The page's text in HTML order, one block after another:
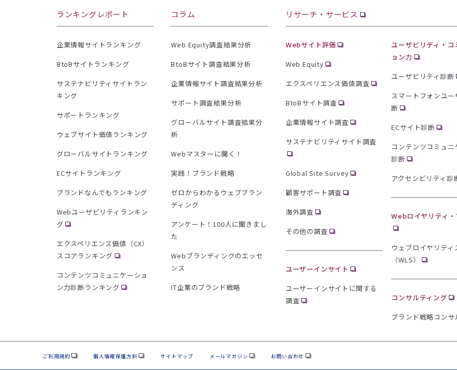
ランキングレポート
企業情報サイトランキング
BtoBサイトランキング
サステナビリティサイトラン
キング
サポートランキング
ウェブサイト価値ランキング
グローバルサイトランキング
ECサイトランキング
ブランドなんでもランキング
Webユーザビリティランキン
グ
エクスペリエンス価値（CX）
スコアランキング
コンテンツコミュニケーショ
ン力診断ランキング
コラム
Web Equity調査結果分析
BtoBサイト調査結果分析
企業情報サイト調査結果分析
サポート調査結果分析
グローバルサイト調査結果分
析
Webマスターに聞く！
実践！ブランド戦略
ゼロからわかるウェブブラン
ディング
アンケート！100人に聞きまし
た
Webブランディングのエッセ
ンス
IT企業のブランド戦略
リサーチ・サービス
Webサイト評価
Web Equity
エクスペリエンス価値調査
BtoBサイト調査
企業情報サイト調査
サステナビリティサイト調査
Global Site Survey
顧客サポート調査
海外調査
その他の調査
ユーザーインサイト
ユーザーインサイトに関する
調査
ユーザビリディ・
ョン力
ユーザビリティ診断
スマートフォンユ
断
ECサイト診断
コンテンツコミュ
診断
アクセシビリティ診
Webロイヤリティ
ウェブロイヤリティ
（WLS）
コンサルティング
ブランド戦略コンサ
ご利用規約 個人情報保護方針 サイトマップ メールマガジン お問い合わせ